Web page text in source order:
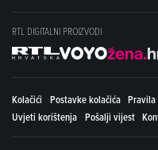
RTL DIGITALNI PROIZVODI
Kolačići Postavke kolačića
Uvjeti korištenja Pošalji vijest